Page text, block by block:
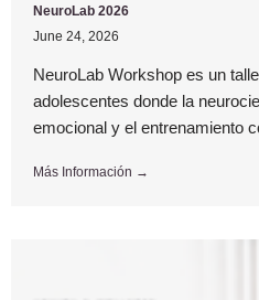
NeuroLab 2026
June 24, 2026
NeuroLab Workshop es un
adolescentes donde la
emocional y el entrenamiento
Más Información →